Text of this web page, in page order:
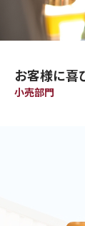
お客様に喜
小売部門